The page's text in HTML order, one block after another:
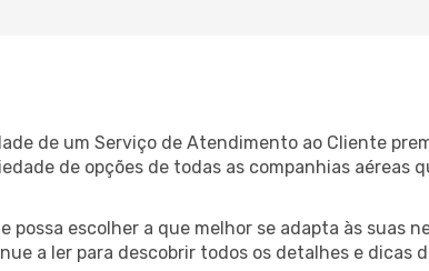
de um Serviço de Atendimento ao Cliente
de opções de todas as companhias aéreas
possa escolher a que melhor se adapta às suas
a ler para descobrir todos os detalhes e dicas